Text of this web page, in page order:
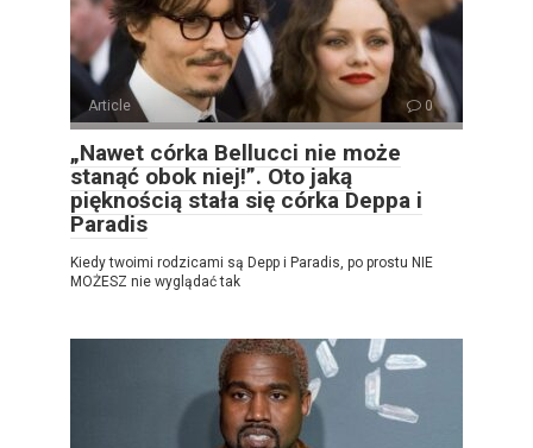
Article 0
„Nawet córka Bellucci nie może
stanąć obok niej!”. Oto jaką
pięknością stała się córka Deppa i
Paradis
Kiedy twoimi rodzicami są Depp i Paradis, po prostu NIE
MOŻESZ nie wyglądać tak